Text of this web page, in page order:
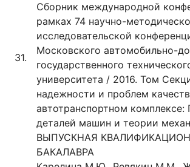
31.
Сборник международной
рамках 74 научно-
исследовательской
Московского автомобильно-
государственного
университета / 2016. Том
надежности и проблем
автотранспортном комплексе:
деталей машин и теории
ВЫПУСКНАЯ
БАКАЛАВРА